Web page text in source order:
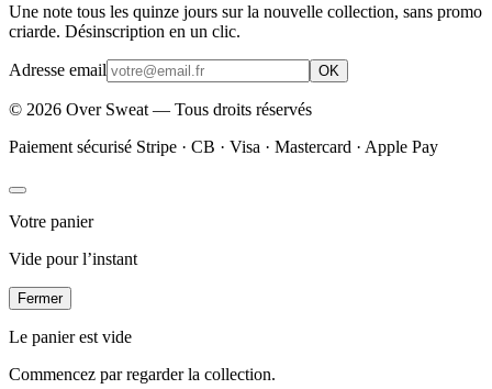
Une note tous les quinze jours sur la nouvelle collection, sans promo
criarde. Désinscription en un clic.
Adresse email OK
© 2026 Over Sweat — Tous droits réservés
Paiement sécurisé Stripe · CB · Visa · Mastercard · Apple Pay
Votre panier
Vide pour l’instant
Fermer
Le panier est vide
Commencez par regarder la collection.